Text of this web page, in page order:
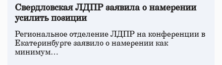
Свердловская ЛДПР заявила о намерении
усилить позиции
Региональное отделение ЛДПР на конференции в
Екатеринбурге заявило о намерении как
минимум…